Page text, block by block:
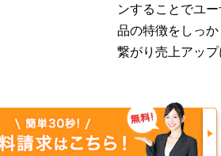
ンすることでユ
品の特徴をしっ
繋がり売上アップ